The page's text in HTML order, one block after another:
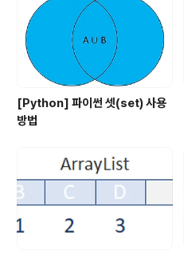
[Python] 파이썬 셋(set) 사용
방법